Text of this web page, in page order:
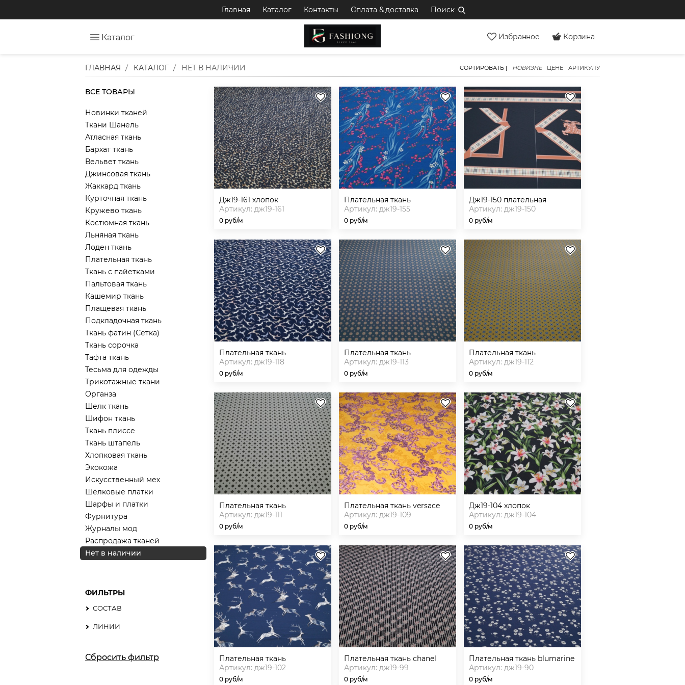
Главная Каталог Контакты Оплата & доставка Поиск
Каталог Избранное Корзина
ГЛАВНАЯ КАТАЛОГ НЕТ В НАЛИЧИИ СОРТИРОВАТЬ | НОВИЗНЕ ЦЕНЕ АРТИКУЛУ
ВСЕ ТОВАРЫ
Новинки тканей
Ткани Шанель
Атласная ткань
Бархат ткань
Вельвет ткань
Джинсовая ткань
Жаккард ткань
Курточная ткань
Кружево ткань
Костюмная ткань
Льняная ткань
Лоден ткань
Плательная ткань
Ткань с пайетками
Пальтовая ткань
Кашемир ткань
Плащевая ткань
Подкладочная ткань
Ткань фатин (Сетка)
Ткань сорочка
Тафта ткань
Тесьма для одежды
Трикотажные ткани
Органза
Шелк ткань
Шифон ткань
Ткань плиссе
Ткань штапель
Хлопковая ткань
Экокожа
Искусственный мех
Шёлковые платки
Шарфы и платки
Фурнитура
Журналы мод
Распродажа тканей
Нет в наличии
ФИЛЬТРЫ
СОСТАВ
ЛИНИИ
Сбросить фильтр
дж19-161 хлопок
Артикул: дж19-161
0 руб/м
плательная ткань
Артикул: дж19-155
0 руб/м
дж19-150 плательная
Артикул: дж19-150
0 руб/м
плательная ткань
Артикул: дж19-118
0 руб/м
плательная ткань
Артикул: дж19-113
0 руб/м
плательная ткань
Артикул: дж19-112
0 руб/м
плательная ткань
Артикул: дж19-111
0 руб/м
плательная ткань versace
Артикул: дж19-109
0 руб/м
дж19-104 хлопок
Артикул: дж19-104
0 руб/м
плательная ткань
Артикул: дж19-102
0 руб/м
плательная ткань chanel
Артикул: дж19-99
0 руб/м
плательная ткань blumarine
Артикул: дж19-90
0 руб/м